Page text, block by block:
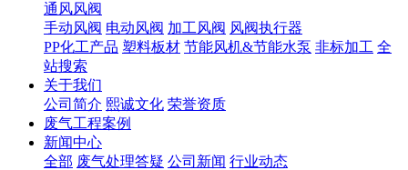
通风风阀
手动风阀 电动风阀 加工风阀 风阀执行器
PP化工产品 塑料板材 节能风机&节能水泵 非标加工 全
站搜索
关于我们
公司简介 熙诚文化 荣誉资质
废气工程案例
新闻中心
全部 废气处理答疑 公司新闻 行业动态